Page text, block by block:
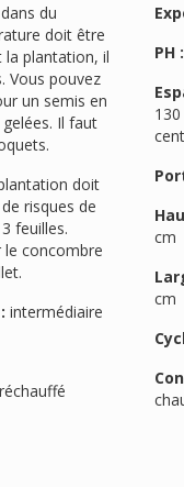
du
doit être
la plantation, il
Vous pouvez
un semis en
gelées. Il faut
risques de
feuilles.
le concombre
intermédiaire
PH :
cm
cm